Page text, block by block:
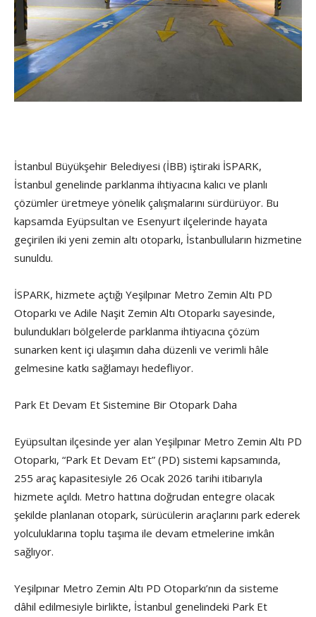
İstanbul Büyükşehir Belediyesi (İBB) iştiraki İSPARK,
İstanbul genelinde parklanma ihtiyacına kalıcı ve planlı
çözümler üretmeye yönelik çalışmalarını sürdürüyor. Bu
kapsamda Eyüpsultan ve Esenyurt ilçelerinde hayata
geçirilen iki yeni zemin altı otoparkı, İstanbulluların hizmetine
sunuldu.
İSPARK, hizmete açtığı Yeşilpınar Metro Zemin Altı PD
Otoparkı ve Adile Naşit Zemin Altı Otoparkı sayesinde,
bulundukları bölgelerde parklanma ihtiyacına çözüm
sunarken kent içi ulaşımın daha düzenli ve verimli hâle
gelmesine katkı sağlamayı hedefliyor.
Park Et Devam Et Sistemine Bir Otopark Daha
Eyüpsultan ilçesinde yer alan Yeşilpınar Metro Zemin Altı PD
Otoparkı, “Park Et Devam Et” (PD) sistemi kapsamında,
255 araç kapasitesiyle 26 Ocak 2026 tarihi itibarıyla
hizmete açıldı. Metro hattına doğrudan entegre olacak
şekilde planlanan otopark, sürücülerin araçlarını park ederek
yolculuklarına toplu taşıma ile devam etmelerine imkân
sağlıyor.
Yeşilpınar Metro Zemin Altı PD Otoparkı’nın da sisteme
dâhil edilmesiyle birlikte, İstanbul genelindeki Park Et